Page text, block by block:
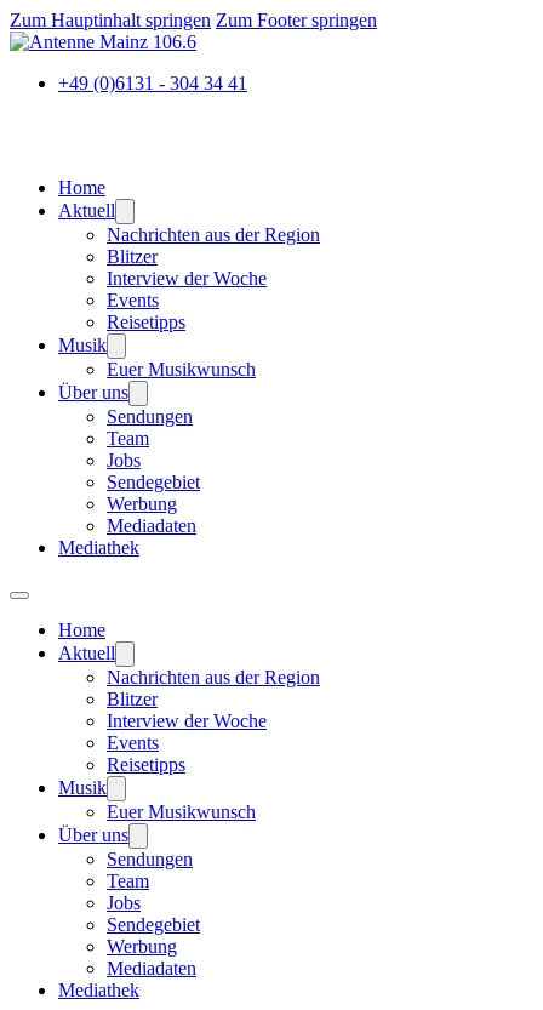
Zum Hauptinhalt springen Zum Footer springen
+49 (0)6131 - 304 34 41
Home
Aktuell
Nachrichten aus der Region
Blitzer
Interview der Woche
Events
Reisetipps
Musik
Euer Musikwunsch
Über uns
Sendungen
Team
Jobs
Sendegebiet
Werbung
Mediadaten
Mediathek
Home
Aktuell
Nachrichten aus der Region
Blitzer
Interview der Woche
Events
Reisetipps
Musik
Euer Musikwunsch
Über uns
Sendungen
Team
Jobs
Sendegebiet
Werbung
Mediadaten
Mediathek